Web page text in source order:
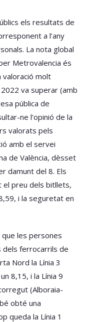
els resultats de
a l’any
La nota global
Metrovalencia és
valoració molt
va superar (amb
pública de
ne l’opinió de la
valorats pels
amb el servei
de València, dèsset
damunt del 8. Els
el preu dels bitllets,
i la seguretat en
les persones
dels ferrocarrils de
Nord la Línia 3
8,15, i la Línia 9
(Alboraia-
obté una
queda la Línia 1